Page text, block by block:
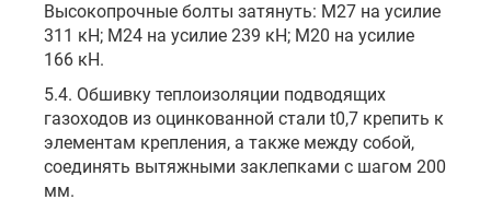
Высокопрочные болты затянуть: М27 на усилие
311 кН; М24 на усилие 239 кН; М20 на усилие
166 кН.
5.4. Обшивку теплоизоляции подводящих
газоходов из оцинкованной стали t0,7 крепить к
элементам крепления, а также между собой,
соединять вытяжными заклепками с шагом 200
мм.